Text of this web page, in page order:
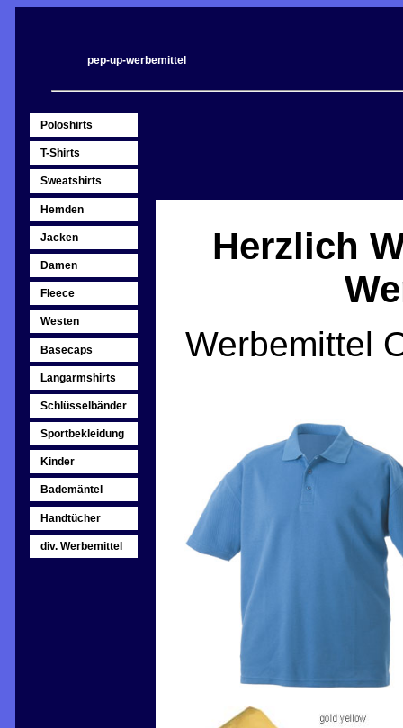
pep-up-werbemittel
Poloshirts
T-Shirts
Sweatshirts
Hemden
Jacken
Damen
Fleece
Westen
Basecaps
Langarmshirts
Schlüsselbänder
Sportbekleidung
Kinder
Bademäntel
Handtücher
div. Werbemittel
Herzlich
Werbemittel